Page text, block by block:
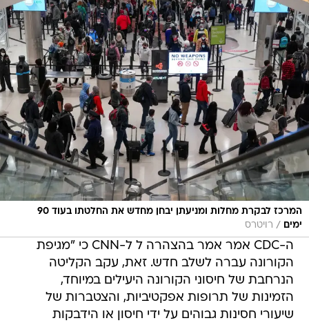
המרכז לבקרת מחלות ומניעתן יבחן מחדש את החלטתו בעוד 90
ימים
/ רויטרס
ה-CDC אמר אמר בהצהרה ל ל-CNN כי "מגיפת
הקורונה עברה לשלב חדש. זאת, עקב הקליטה
הנרחבת של חיסוני הקורונה היעילים במיוחד,
הזמינות של תרופות אפקטיביות, והצטברות של
שיעורי חסינות גבוהים על ידי חיסון או הידבקות